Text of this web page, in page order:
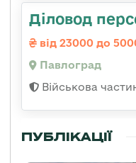
Діловод
від 23000 до
Павлоград
Військова
ПУБЛІКАЦІЇ